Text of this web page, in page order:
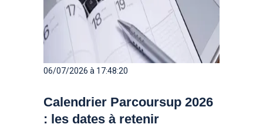
06/07/2026 à 17:48:20
Calendrier Parcoursup 2026
: les dates à retenir